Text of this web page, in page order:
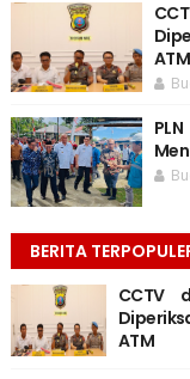
ATM
BERITA
CCTV
ATM